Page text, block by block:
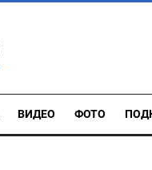
ВИДЕО ФОТО